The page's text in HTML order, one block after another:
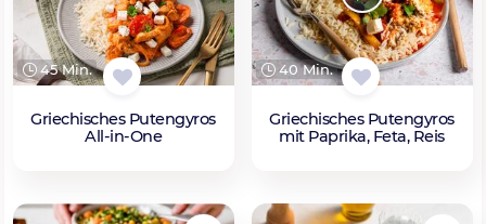
45 Min.
Griechisches Putengyros
All-in-One
40 Min.
Griechisches Putengyros
mit Paprika, Feta, Reis